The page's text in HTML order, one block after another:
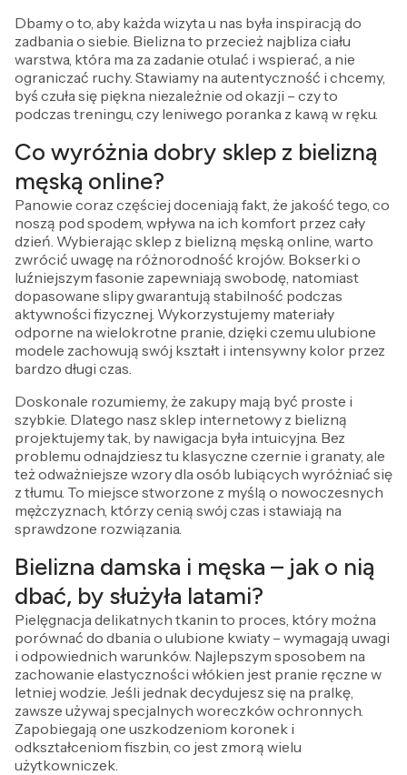
Dbamy o to, aby każda wizyta u nas była inspiracją do
zadbania o siebie. Bielizna to przecież najbliza ciału
warstwa, która ma za zadanie otulać i wspierać, a nie
ograniczać ruchy. Stawiamy na autentyczność i chcemy,
byś czuła się piękna niezależnie od okazji – czy to
podczas treningu, czy leniwego poranka z kawą w ręku.
Co wyróżnia dobry sklep z bielizną
męską online?
Panowie coraz częściej doceniają fakt, że jakość tego, co
noszą pod spodem, wpływa na ich komfort przez cały
dzień. Wybierając sklep z bielizną męską online, warto
zwrócić uwagę na różnorodność krojów. Bokserki o
luźniejszym fasonie zapewniają swobodę, natomiast
dopasowane slipy gwarantują stabilność podczas
aktywności fizycznej. Wykorzystujemy materiały
odporne na wielokrotne pranie, dzięki czemu ulubione
modele zachowują swój kształt i intensywny kolor przez
bardzo długi czas.
Doskonale rozumiemy, że zakupy mają być proste i
szybkie. Dlatego nasz sklep internetowy z bielizną
projektujemy tak, by nawigacja była intuicyjna. Bez
problemu odnajdziesz tu klasyczne czernie i granaty, ale
też odważniejsze wzory dla osób lubiących wyróżniać się
z tłumu. To miejsce stworzone z myślą o nowoczesnych
mężczyznach, którzy cenią swój czas i stawiają na
sprawdzone rozwiązania.
Bielizna damska i męska – jak o nią
dbać, by służyła latami?
Pielęgnacja delikatnych tkanin to proces, który można
porównać do dbania o ulubione kwiaty – wymagają uwagi
i odpowiednich warunków. Najlepszym sposobem na
zachowanie elastyczności włókien jest pranie ręczne w
letniej wodzie. Jeśli jednak decydujesz się na pralkę,
zawsze używaj specjalnych woreczków ochronnych.
Zapobiegają one uszkodzeniom koronek i
odkształceniom fiszbin, co jest zmorą wielu
użytkowniczek.